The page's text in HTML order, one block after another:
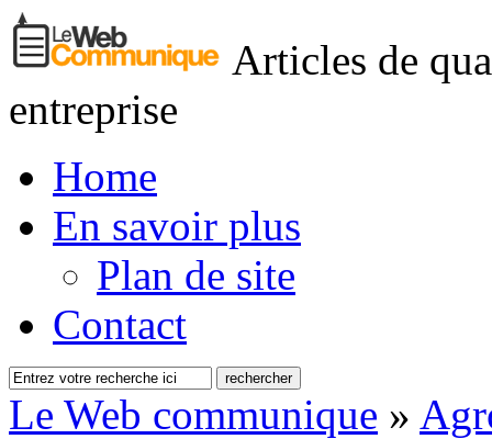
Articles de
entreprise
Home
En savoir plus
Plan de site
Contact
Le Web communique »